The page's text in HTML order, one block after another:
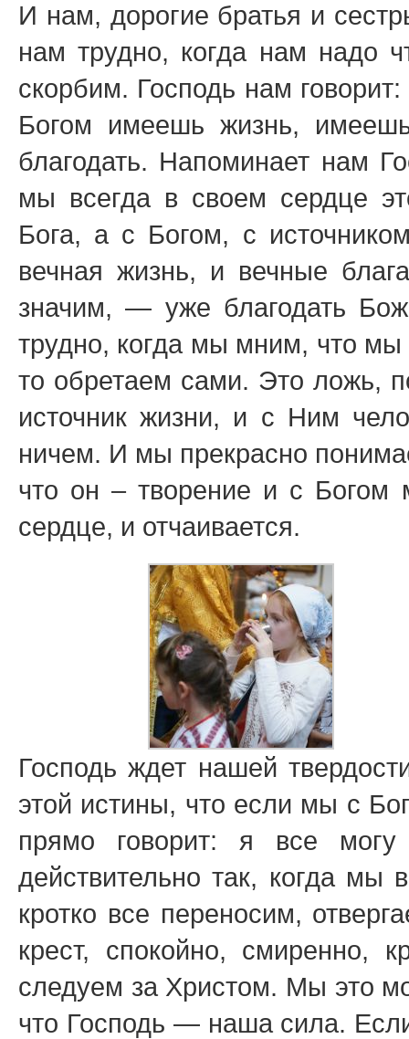
И нам, дорогие братья и
нам трудно, когда нам надо
скорбим. Господь нам
Богом имеешь жизнь,
благодать. Напоминает нам
мы всегда в своем сердце
Бога, а с Богом, с
вечная жизнь, и вечные
значим, — уже благодать
трудно, когда мы мним, что мы
то обретаем сами. Это ложь,
источник жизни, и с Ним
ничем. И мы прекрасно
что он – творение и с Богом
сердце, и отчаивается.
Господь ждет нашей
этой истины, что если мы с
прямо говорит: я все
действительно так, когда мы
кротко все переносим,
крест, спокойно, смиренно,
следуем за Христом. Мы это
что Господь — наша сила.